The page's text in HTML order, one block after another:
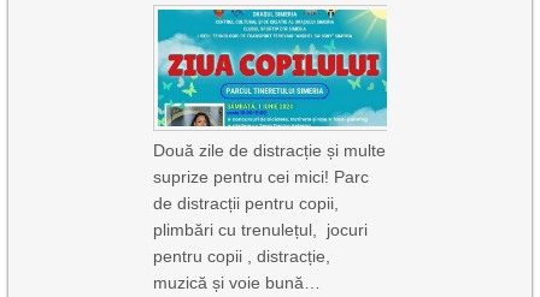
Două zile de distracție și multe
suprize pentru cei mici! Parc
de distracții pentru copii,
plimbări cu trenulețul, jocuri
pentru copii , distracție,
muzică și voie bună…